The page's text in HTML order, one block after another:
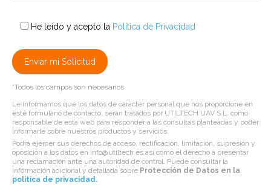
He leído y acepto la Política de Privacidad
*Todos los campos son necesarios
Le informamos que los datos de carácter personal que nos proporcione en
este formulario de contacto, serán tratados por UTILTECH UAV S.L. como
responsable de esta web para responder a las consultas planteadas y poder
informarle sobre nuestros productos y servicios.
Podrá ejercer sus derechos de acceso, rectificación, limitación, supresión y
oposición a los datos en info@utiltech.es así como el derecho a presentar
una reclamación ante una autoridad de control. Puede consultar la
información adicional y detallada sobre Protección de Datos en la
politica de privacidad.